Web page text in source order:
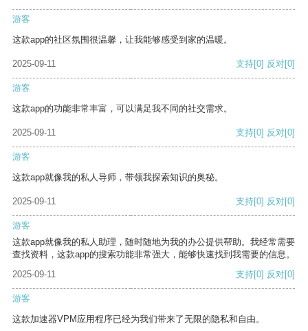
游客
这款app的社区氛围很温馨，让我能够感受到家的温暖。
2025-09-11 支持[0] 反对[0]
游客
这款app的功能非常丰富，可以满足我不同的社交需求。
2025-09-11 支持[0] 反对[0]
游客
这款app就像我的私人导师，带领我探索知识的奥秘。
2025-09-11 支持[0] 反对[0]
游客
这款app就像我的私人助理，随时随地为我的办公提供帮助。我经常需要
查找资料，这款app的搜索功能非常强大，能够快速找到我需要的信息。
2025-09-11
支持[0] 反对[0]
游客
这款加速器VPM应用程序已经为我们带来了无限的隐私和自由。